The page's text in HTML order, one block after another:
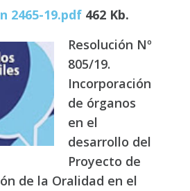
2465-19.pdf 462 Kb.
Resolución Nº
805/19.
Incorporación
de órganos
en el
desarrollo del
Proyecto de
de la Oralidad en el